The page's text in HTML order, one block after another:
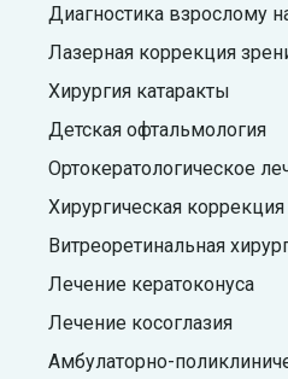
Диагностика взрослому
Лазерная коррекция
Хирургия катаракты
Детская офтальмология
Ортокератологическое
Хирургическая
Витреоретинальная
Лечение кератоконуса
Лечение косоглазия
Амбулаторно-